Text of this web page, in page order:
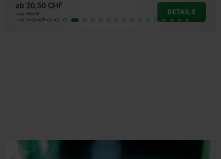
ab 20,50 CHF
zzgl. MwSt.
zzgl. Versandkosten
DETAILS